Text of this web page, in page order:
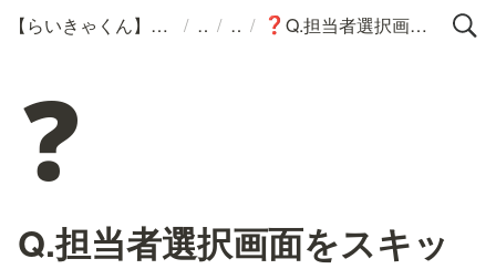
【らいきゃくん】サポートポータル / / / ❓ Q.担当者選択画面をスキップしたい
❓
Q.担当者選択画面をスキッ